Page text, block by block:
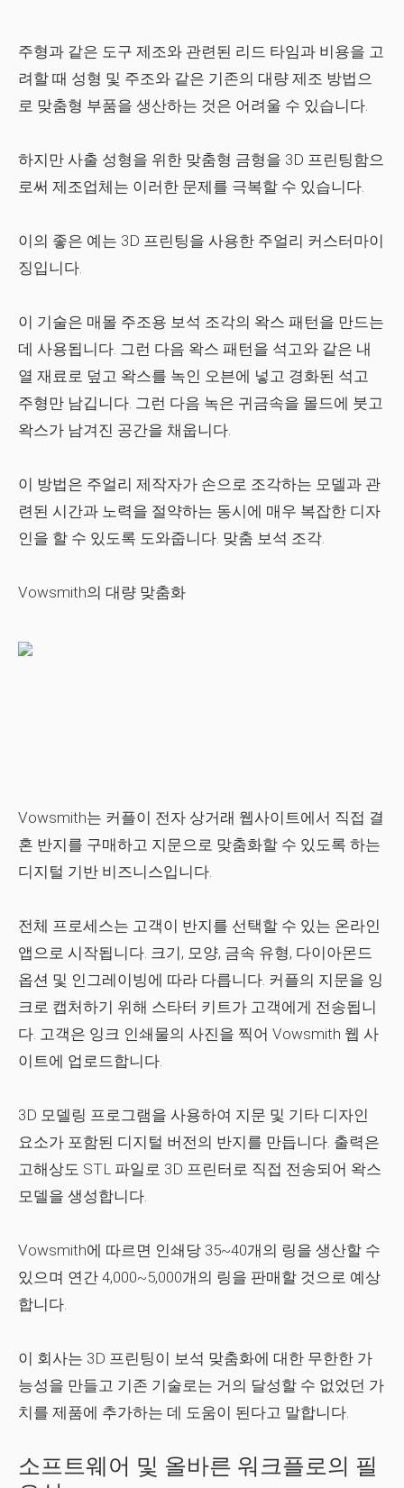
주형과 같은 도구 제조와 관련된 리드 타임과 비용을 고
려할 때 성형 및 주조와 같은 기존의 대량 제조 방법으
로 맞춤형 부품을 생산하는 것은 어려울 수 있습니다.
하지만 사출 성형을 위한 맞춤형 금형을 3D 프린팅함으
로써 제조업체는 이러한 문제를 극복할 수 있습니다.
이의 좋은 예는 3D 프린팅을 사용한 주얼리 커스터마이
징입니다.
이 기술은 매몰 주조용 보석 조각의 왁스 패턴을 만드는
데 사용됩니다. 그런 다음 왁스 패턴을 석고와 같은 내
열 재료로 덮고 왁스를 녹인 오븐에 넣고 경화된 석고
주형만 남깁니다. 그런 다음 녹은 귀금속을 몰드에 붓고
왁스가 남겨진 공간을 채웁니다.
이 방법은 주얼리 제작자가 손으로 조각하는 모델과 관
련된 시간과 노력을 절약하는 동시에 매우 복잡한 디자
인을 할 수 있도록 도와줍니다. 맞춤 보석 조각.
Vowsmith의 대량 맞춤화
Vowsmith는 커플이 전자 상거래 웹사이트에서 직접 결
혼 반지를 구매하고 지문으로 맞춤화할 수 있도록 하는
디지털 기반 비즈니스입니다.
전체 프로세스는 고객이 반지를 선택할 수 있는 온라인
앱으로 시작됩니다. 크기, 모양, 금속 유형, 다이아몬드
옵션 및 인그레이빙에 따라 다릅니다. 커플의 지문을 잉
크로 캡처하기 위해 스타터 키트가 고객에게 전송됩니
다. 고객은 잉크 인쇄물의 사진을 찍어 Vowsmith 웹 사
이트에 업로드합니다.
3D 모델링 프로그램을 사용하여 지문 및 기타 디자인
요소가 포함된 디지털 버전의 반지를 만듭니다. 출력은
고해상도 STL 파일로 3D 프린터로 직접 전송되어 왁스
모델을 생성합니다.
Vowsmith에 따르면 인쇄당 35~40개의 링을 생산할 수
있으며 연간 4,000~5,000개의 링을 판매할 것으로 예상
합니다.
이 회사는 3D 프린팅이 보석 맞춤화에 대한 무한한 가
능성을 만들고 기존 기술로는 거의 달성할 수 없었던 가
치를 제품에 추가하는 데 도움이 된다고 말합니다.
소프트웨어 및 올바른 워크플로의 필